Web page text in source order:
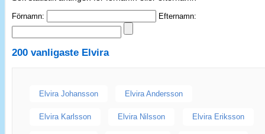
Förnamn: Efternamn:
200 vanligaste Elvira
Elvira Johansson Elvira Andersson
Elvira Karlsson Elvira Nilsson Elvira Eriksson